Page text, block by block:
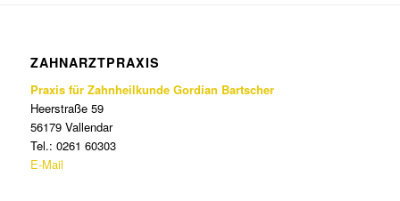
ZAHNARZTPRAXIS
Praxis für Zahnheilkunde Gordian Bartscher
Heerstraße 59
56179 Vallendar
Tel.: 0261 60303
E-Mail